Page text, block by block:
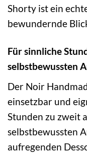
Shorty ist ein
bewundernde
Für sinnliche
selbstbewussten
Der Noir
einsetzbar und
Stunden zu zweit
selbstbewussten
aufregenden